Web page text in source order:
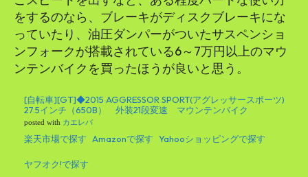
をするのなら、ブレーキがディスクブレーキにな
っていたり、油圧ダンパーがついたサスペンショ
ンフォークが搭載されている6～7万円以上のマウ
ンテンバイクを買ったほうが良いと思う。
[自転車][GT]◆2015 AGGRESSOR SPORT(アグレッサースポーツ)
27.5インチ（650B） 外装21段変速 マウンテンバイク
posted with カエレバ
楽天市場で探す Amazonで探す Yahooショッピングで探す
ヤフオク!で探す